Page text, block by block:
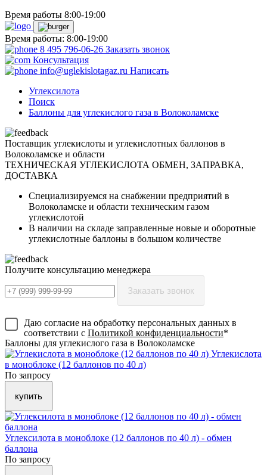
Время работы 8:00-19:00
Время работы: 8:00-19:00
8 495 796-06-26 Заказать звонок
Консультация
info@uglekislotagaz.ru Написать
Углексилота
Поиск
Баллоны для углекислого газа в Волоколамске
Поставщик углекислоты и углекислотных баллонов в
Волоколамске и области
ТЕХНИЧЕСКАЯ УГЛЕКИСЛОТА ОБМЕН, ЗАПРАВКА,
ДОСТАВКА
Специализируемся на снабжении предприятий в
Волоколамске и области техническим газом
углекислотой
В наличии на складе заправленные новые и оборотные
углекислотные баллоны в большом количестве
Получите консультацию менеджера
Заказать звонок
Даю согласие на обработку персональных данных в
соответствии с Политикой конфиденциальности*
Баллоны для углекислого газа в Волоколамске
Углекислота
в моноблоке (12 баллонов по 40 л)
По запросу
купить
Углексилота в моноблоке (12 баллонов по 40 л) - обмен
баллона
По запросу